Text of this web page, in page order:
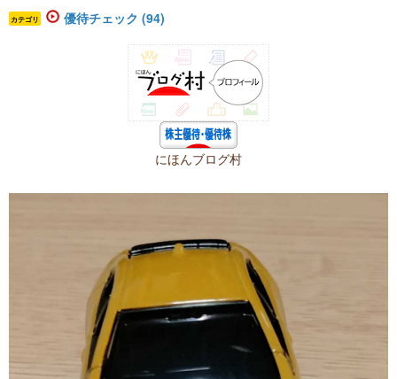
カテゴリ 優待チェック (94)
にほんブログ村